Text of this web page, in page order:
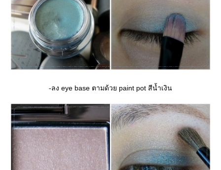
-ลง eye base ตามด้วย paint pot สีน้ำเงิน